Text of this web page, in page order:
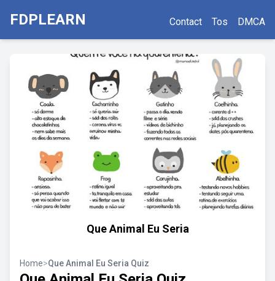
FDPLEARN Contact Tos DMCA
Que Animal Eu Seria
Home>Que Animal Eu Seria Quiz